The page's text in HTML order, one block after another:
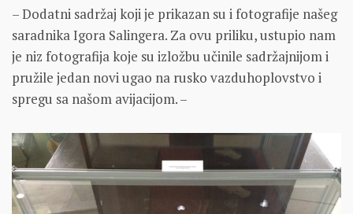
– Dodatni sadržaj koji je prikazan su i fotografije našeg
saradnika Igora Salingera. Za ovu priliku, ustupio nam
je niz fotografija koje su izložbu učinile sadržajnijom i
pružile jedan novi ugao na rusko vazduhoplovstvo i
spregu sa našom avijacijom. –